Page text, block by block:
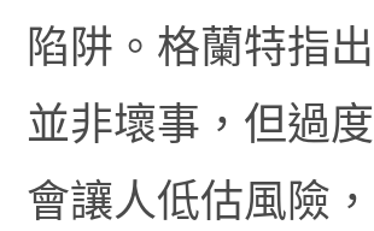
陷阱。格蘭特指
並非壞事，但過
會讓人低估風險